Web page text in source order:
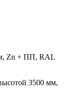
Zn + ПП, RAL
3500 мм,